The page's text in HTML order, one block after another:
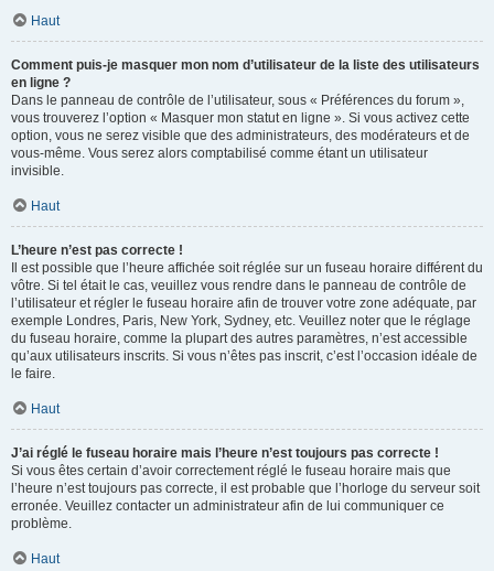
Haut
Comment puis-je masquer mon nom d’utilisateur de la liste des utilisateurs
en ligne ?
Dans le panneau de contrôle de l’utilisateur, sous « Préférences du forum »,
vous trouverez l’option « Masquer mon statut en ligne ». Si vous activez cette
option, vous ne serez visible que des administrateurs, des modérateurs et de
vous-même. Vous serez alors comptabilisé comme étant un utilisateur
invisible.
Haut
L’heure n’est pas correcte !
Il est possible que l’heure affichée soit réglée sur un fuseau horaire différent du
vôtre. Si tel était le cas, veuillez vous rendre dans le panneau de contrôle de
l’utilisateur et régler le fuseau horaire afin de trouver votre zone adéquate, par
exemple Londres, Paris, New York, Sydney, etc. Veuillez noter que le réglage
du fuseau horaire, comme la plupart des autres paramètres, n’est accessible
qu’aux utilisateurs inscrits. Si vous n’êtes pas inscrit, c’est l’occasion idéale de
le faire.
Haut
J’ai réglé le fuseau horaire mais l’heure n’est toujours pas correcte !
Si vous êtes certain d’avoir correctement réglé le fuseau horaire mais que
l’heure n’est toujours pas correcte, il est probable que l’horloge du serveur soit
erronée. Veuillez contacter un administrateur afin de lui communiquer ce
problème.
Haut